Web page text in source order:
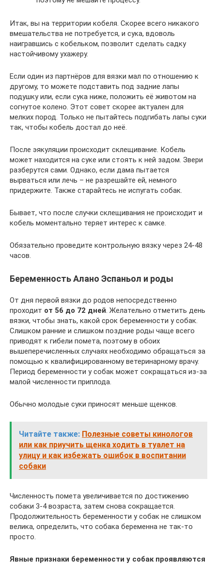
Итак, вы на территории кобеля. Скорее всего никакого
вмешательства не потребуется, и сука, вдоволь
наигравшись с кобельком, позволит сделать садку
настойчивому ухажеру.
Если один из партнёров для вязки мал по отношению к
другому, то можете подставить под задние лапы
подушку или, если сука ниже, положить её животом на
согнутое колено. Этот совет скорее актуален для
мелких пород. Только не пытайтесь подгибать лапы суки
так, чтобы кобель достал до неё.
После эякуляции происходит склещивание. Кобель
может находится на суке или стоять к ней задом. Звери
разберутся сами. Однако, если дама пытается
вырваться или лечь – не разрешайте ей, немного
придержите. Также старайтесь не испугать собак.
Бывает, что после случки склещивания не происходит и
кобель моментально теряет интерес к самке.
Обязательно проведите контрольную вязку через 24-48
часов.
Беременность Алано Эспаньол и роды
От дня первой вязки до родов непосредственно
проходит от 56 до 72 дней. Желательно отметить день
вязки, чтобы знать, какой срок беременности у собак.
Слишком ранние и слишком поздние роды чаще всего
приводят к гибели помета, поэтому в обоих
вышеперечисленных случаях необходимо обращаться за
помощью к квалифицированному ветеринарному врачу.
Период беременности у собак может сокращаться из-за
малой численности приплода.
Обычно молодые суки приносят меньше щенков.
Читайте также: Полезные советы кинологов
или как приучить щенка ходить в туалет на
улицу и как избежать ошибок в воспитании
собаки
Численность помета увеличивается по достижению
собаки 3-4 возраста, затем снова сокращается.
Продолжительность беременности у собак не слишком
велика, определить, что собака беременна не так-то
просто.
Явные признаки беременности у собак проявляются